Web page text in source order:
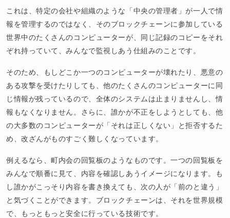
これは、特定の会社や組織のような「中央の管理者」が一人で情
報を管理するのではなく、そのブロックチェーンに参加している
世界中のたくさんのコンピューターが、同じ記録のコピーをそれ
ぞれ持っていて、みんなで監視しあう仕組みのことです。
そのため、もしどこか一つのコンピューターが壊れたり、悪意の
ある攻撃を受けたりしても、他のたくさんのコンピューターに同
じ情報が残っているので、全体のシステムは止まりませんし、情
報もなくなりません。さらに、誰かが不正をしようとしても、他
の大多数のコンピューターが「それは正しくない」と拒否するた
め、改ざんがものすごく難しくなっています。
例えるなら、町内会の回覧板のようなものです。一つの回覧板を
みんなで順番に見て、内容を確認しあうイメージになります。も
し誰かがこっそり内容を書き換えても、次の人が「前のと違う」
と気づくことができます。ブロックチェーンは、それを世界規模
で、もっともっと安全に行っている技術です。